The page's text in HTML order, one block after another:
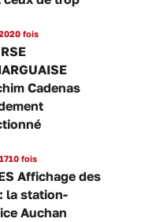
fois
Cadenas
fois
Affichage des
la station-
Auchan